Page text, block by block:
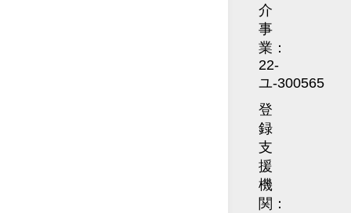
介
事
業：
22-
ユ-300565
登
録
支
援
機
関：